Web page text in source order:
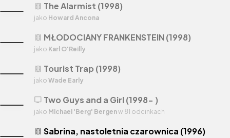
theaters The Alarmist (1998)
jako Howard Ancona
theaters MŁODOCIANY FRANKENSTEIN (1998)
jako Karl O'Reilly
theaters Tourist Trap (1998)
jako Wade Early
theaters Sabrina, nastoletnia czarownica (1996)
tv Two Guys and a Girl (1998- )
jako Michael 'Berg' Bergenw 81 odcinkach